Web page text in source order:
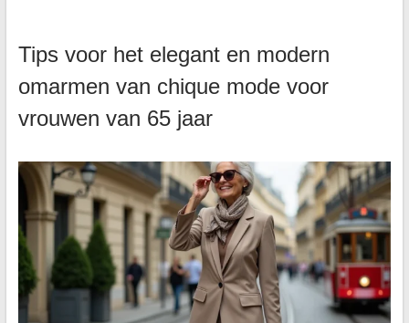
Tips voor het elegant en modern
omarmen van chique mode voor
vrouwen van 65 jaar